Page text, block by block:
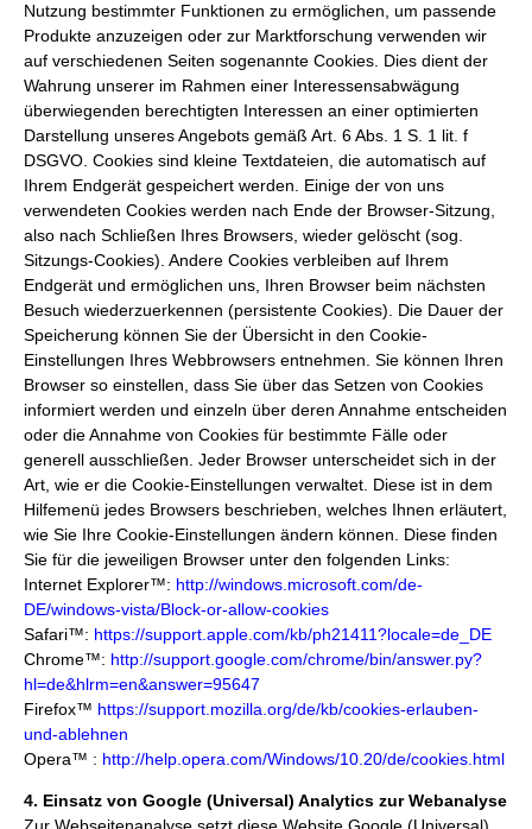
Nutzung bestimmter Funktionen zu ermöglichen, um passende
Produkte anzuzeigen oder zur Marktforschung verwenden wir
auf verschiedenen Seiten sogenannte Cookies. Dies dient der
Wahrung unserer im Rahmen einer Interessensabwägung
überwiegenden berechtigten Interessen an einer optimierten
Darstellung unseres Angebots gemäß Art. 6 Abs. 1 S. 1 lit. f
DSGVO. Cookies sind kleine Textdateien, die automatisch auf
Ihrem Endgerät gespeichert werden. Einige der von uns
verwendeten Cookies werden nach Ende der Browser-Sitzung,
also nach Schließen Ihres Browsers, wieder gelöscht (sog.
Sitzungs-Cookies). Andere Cookies verbleiben auf Ihrem
Endgerät und ermöglichen uns, Ihren Browser beim nächsten
Besuch wiederzuerkennen (persistente Cookies). Die Dauer der
Speicherung können Sie der Übersicht in den Cookie-
Einstellungen Ihres Webbrowsers entnehmen. Sie können Ihren
Browser so einstellen, dass Sie über das Setzen von Cookies
informiert werden und einzeln über deren Annahme entscheiden
oder die Annahme von Cookies für bestimmte Fälle oder
generell ausschließen. Jeder Browser unterscheidet sich in der
Art, wie er die Cookie-Einstellungen verwaltet. Diese ist in dem
Hilfemenü jedes Browsers beschrieben, welches Ihnen erläutert,
wie Sie Ihre Cookie-Einstellungen ändern können. Diese finden
Sie für die jeweiligen Browser unter den folgenden Links:
Internet Explorer™: http://windows.microsoft.com/de-
DE/windows-vista/Block-or-allow-cookies
Safari™: https://support.apple.com/kb/ph21411?locale=de_DE
Chrome™: http://support.google.com/chrome/bin/answer.py?
hl=de&hlrm=en&answer=95647
Firefox™ https://support.mozilla.org/de/kb/cookies-erlauben-
und-ablehnen
Opera™ : http://help.opera.com/Windows/10.20/de/cookies.html
4. Einsatz von Google (Universal) Analytics zur Webanalyse